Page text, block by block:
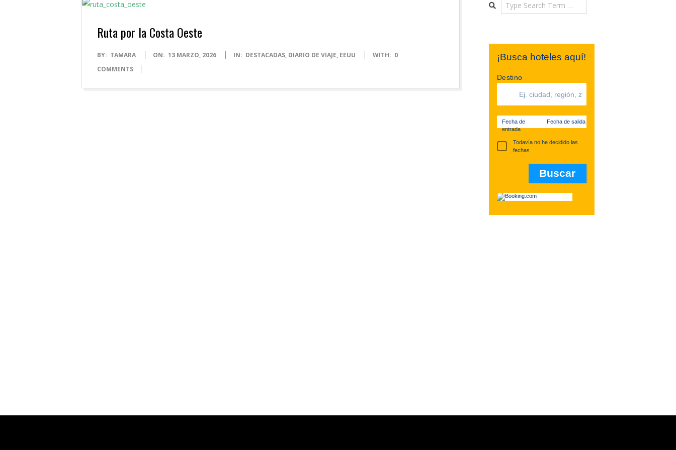
Ruta por la Costa Oeste
2026-
03-
BY: TAMARA ON: 13 MARZO, 2026 IN: DESTACADAS, DIARIO DE VIAJE, EEUU WITH: 0
COMMENTS
¡Busca hoteles aquí!
Destino
Fecha de
entrada
Fecha de salida
Todavía no he decidido las
fechas